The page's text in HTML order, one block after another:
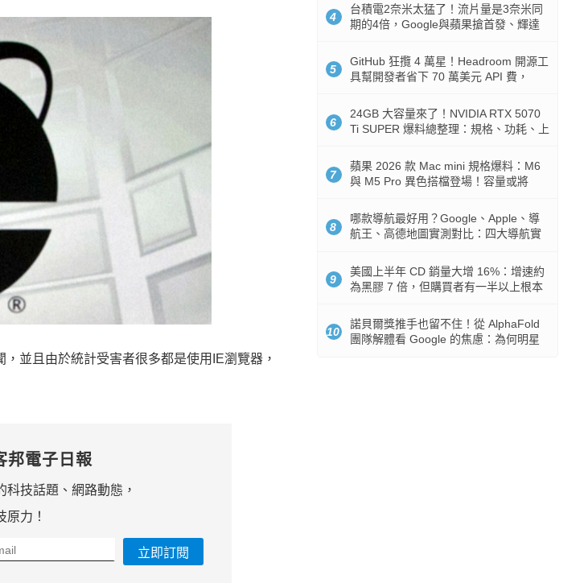
並且由於統計受害者很多都是使用IE瀏覽器，
邦電子日報
科技話題、網路動態，
原力！
立即訂閱
4
台積電2奈米太猛了！流片量是3奈米同
期的4倍，Google與蘋果搶首發、輝達
5
GitHub 狂攬 4 萬星！Headroom 開源工
具幫開發者省下 70 萬美元 API 費，
6
24GB 大容量來了！NVIDIA RTX 5070
Ti SUPER 爆料總整理：規格、功耗、上
7
蘋果 2026 款 Mac mini 規格爆料：M6
與 M5 Pro 異色搭檔登場！容量或將
8
哪款導航最好用？Google、Apple、導
航王、高德地圖實測對比：四大導航實
9
美國上半年 CD 銷量大增 16%：增速約
為黑膠 7 倍，但購買者有一半以上根本
10
諾貝爾獎推手也留不住！從 AlphaFold
團隊解體看 Google 的焦慮：為何明星